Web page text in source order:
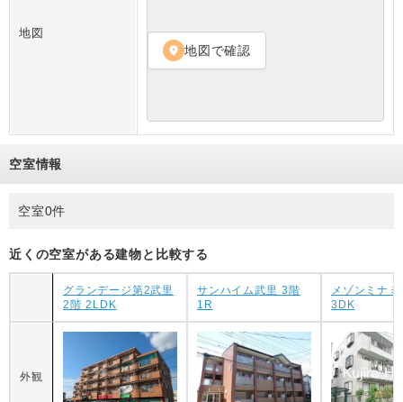
地図
location_on 地図で確認
空室情報
空室0件
近くの空室がある建物と比較する
グランデージ第2武里
2階 2LDK
サンハイム武里 3階
1R
メゾンミナ
3DK
外観